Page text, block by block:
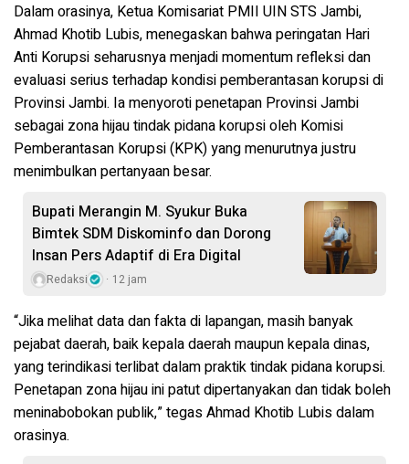
Dalam orasinya, Ketua Komisariat PMII UIN STS Jambi,
Ahmad Khotib Lubis, menegaskan bahwa peringatan Hari
Anti Korupsi seharusnya menjadi momentum refleksi dan
evaluasi serius terhadap kondisi pemberantasan korupsi di
Provinsi Jambi. Ia menyoroti penetapan Provinsi Jambi
sebagai zona hijau tindak pidana korupsi oleh Komisi
Pemberantasan Korupsi (KPK) yang menurutnya justru
menimbulkan pertanyaan besar.
Bupati Merangin M. Syukur Buka
Bimtek SDM Diskominfo dan Dorong
Insan Pers Adaptif di Era Digital
Redaksi 12 jam
“Jika melihat data dan fakta di lapangan, masih banyak
pejabat daerah, baik kepala daerah maupun kepala dinas,
yang terindikasi terlibat dalam praktik tindak pidana korupsi.
Penetapan zona hijau ini patut dipertanyakan dan tidak boleh
meninabobokan publik,” tegas Ahmad Khotib Lubis dalam
orasinya.